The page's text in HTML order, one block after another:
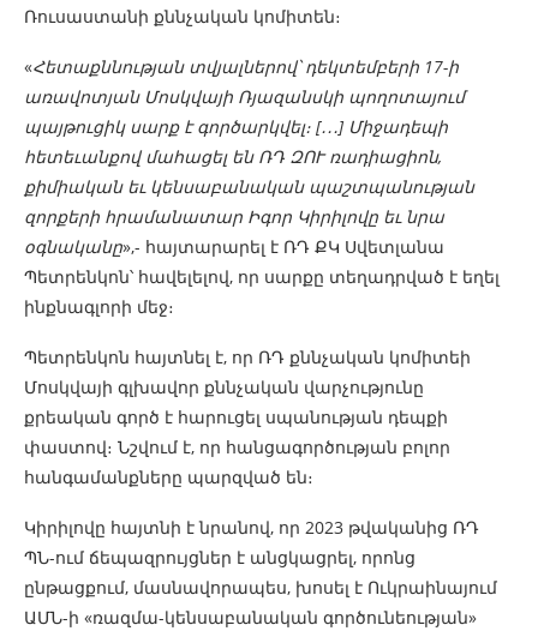
Ռուսաստանի քննչական կոմիտեն։
«Հետաքննության տվյալներով՝ դեկտեմբերի 17-ի
առավոտյան Մոսկվայի Ռյազանսկի պողոտայում
պայթուցիկ սարք է գործարկվել։ [․․․] Միջադեպի
հետեւանքով մահացել են ՌԴ ԶՈՒ ռադիացիոն,
քիմիական եւ կենսաբանական պաշտպանության
զորքերի հրամանատար Իգոր Կիրիլովը եւ նրա
օգնականը»,- հայտարարել է ՌԴ ՔԿ Սվետլանա
Պետրենկոն՝ հավելելով, որ սարքը տեղադրված է եղել
ինքնագլորի մեջ։
Պետրենկոն հայտնել է, որ ՌԴ քննչական կոմիտեի
Մոսկվայի գլխավոր քննչական վարչությունը
քրեական գործ է հարուցել սպանության դեպքի
փաստով։ Նշվում է, որ հանցագործության բոլոր
հանգամանքները պարզված են։
Կիրիլովը հայտնի է նրանով, որ 2023 թվականից ՌԴ
ՊՆ-ում ճեպազրույցներ է անցկացրել, որոնց
ընթացքում, մասնավորապես, խոսել է Ուկրաինայում
ԱՄՆ-ի «ռազմա-կենսաբանական գործունեության»